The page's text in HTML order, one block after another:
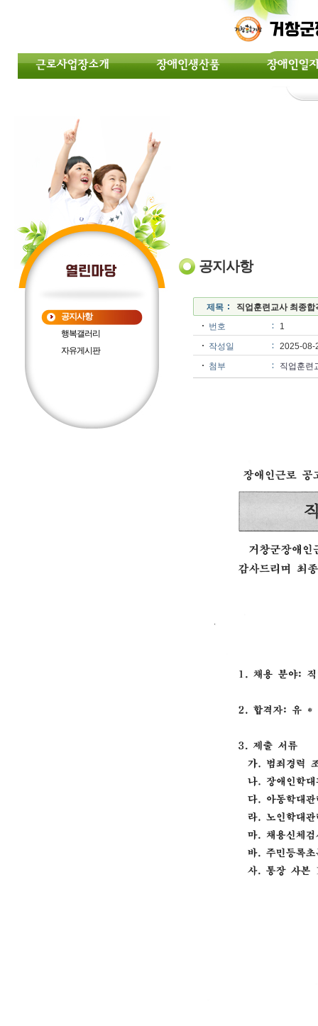
공지사항
행복갤러리
자유게시판
공지사항
제목
직업훈련교사 최종
번호
1
작성일
2025-08-
첨부
직업훈련